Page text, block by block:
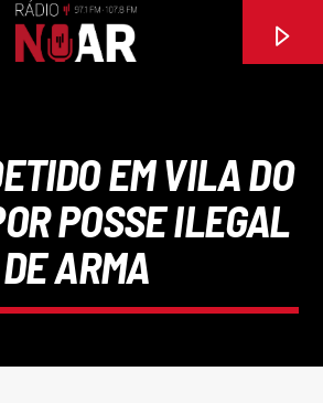
EM VILA DO
POSSE ILEGAL
DE ARMA